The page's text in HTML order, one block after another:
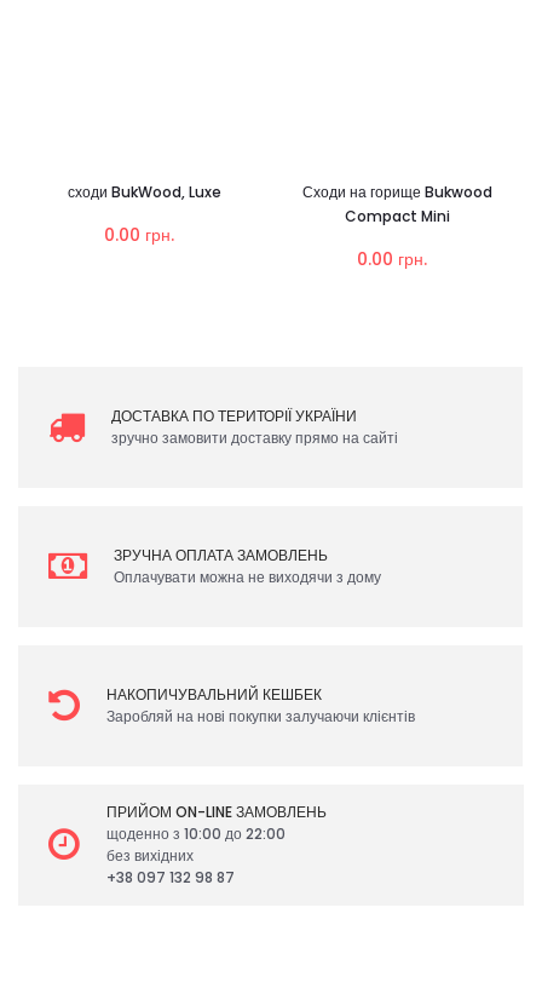
сходи BukWood, Luxe
0.00 грн.
Сходи на горище Bukwood
Compact Mini
0.00 грн.
ДОСТАВКА ПО ТЕРИТОРІЇ УКРАЇНИ
зручно замовити доставку прямо на сайті
ЗРУЧНА ОПЛАТА ЗАМОВЛЕНЬ
Оплачувати можна не виходячи з дому
НАКОПИЧУВАЛЬНИЙ КЕШБЕК
Заробляй на нові покупки залучаючи клієнтів
ПРИЙОМ ON-LINE ЗАМОВЛЕНЬ
щоденно з 10:00 до 22:00
без вихідних
+38 097 132 98 87